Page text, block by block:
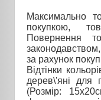
Максимально
покупкою,
Повернення
за рахунок
Відтінки
дерев\'яні для
(Розмір: